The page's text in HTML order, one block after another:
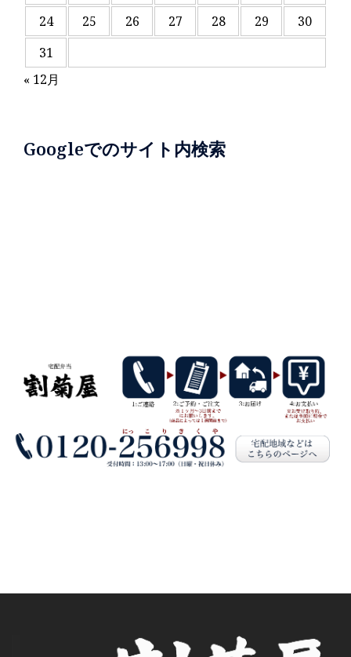
24
25 26 27 28 29
30
31
« 12月
Googleでのサイト内検索